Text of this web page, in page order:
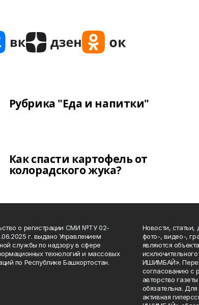
Рубрика "Еда и напитки"
Как спасти картофель от
колорадского жука?
о регистрации СМИ №ТУ 02-
г. выдано Управлением
службы по надзору в сфере
технологий и массовых
по Республике Башкортостан.
Новости, статьи,
фото-, видео-,
являются
ИШИМБАЙ».
согласованию с
авторство
обязательна.
активная